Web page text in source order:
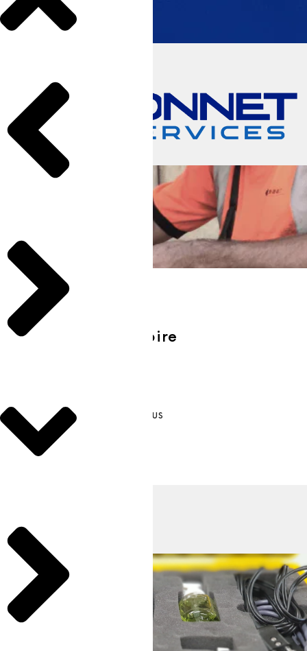
BONNET SERVICES
Analyse Vibratoire
En savoir plus